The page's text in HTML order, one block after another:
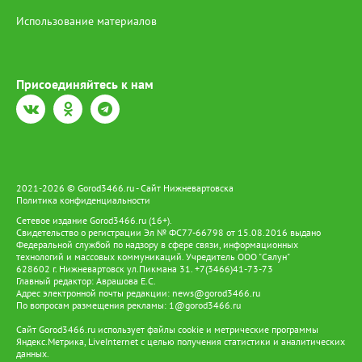
Использование материалов
Присоединяйтесь к нам
2021-2026 © Gorod3466.ru - Сайт Нижневартовска
Политика конфиденциальности
Сетевое издание Gorod3466.ru (16+).
Свидетельство о регистрации Эл № ФС77-66798 от 15.08.2016 выдано
Федеральной службой по надзору в сфере связи, информационных
технологий и массовых коммуникаций. Учредитель ООО "Салун"
628602 г. Нижневартовск ул.Пикмана 31. +7(3466)41-73-73
Главный редактор: Аврашова Е.С.
Адрес электронной почты редакции: news@gorod3466.ru
По вопросам размещения рекламы: 1@gorod3466.ru
Сайт Gorod3466.ru использует файлы cookie и метрические программы
Яндекс.Метрика, LiveInternet с целью получения статистики и аналитических
данных.